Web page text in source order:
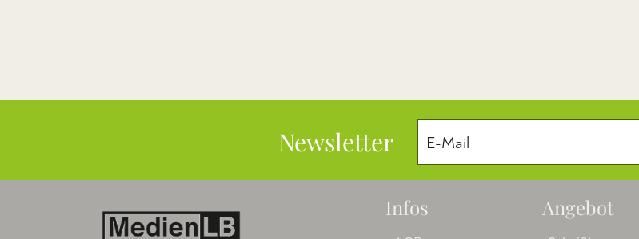
Newsletter
Infos Angebot